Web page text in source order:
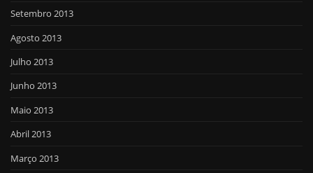
Setembro 2013
Agosto 2013
Julho 2013
Junho 2013
Maio 2013
Abril 2013
Março 2013